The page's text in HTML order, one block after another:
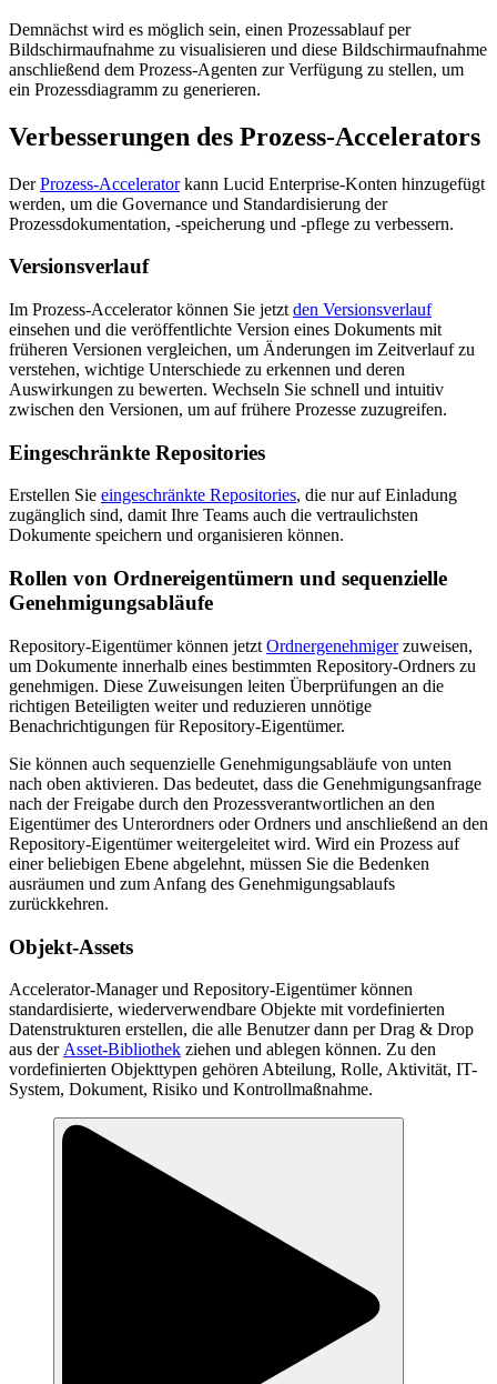
Demnächst wird es möglich sein, einen Prozessablauf per
Bildschirmaufnahme zu visualisieren und diese Bildschirmaufnahme
anschließend dem Prozess-Agenten zur Verfügung zu stellen, um
ein Prozessdiagramm zu generieren.
Verbesserungen des Prozess-Accelerators
DerProzess-Acceleratorkann Lucid Enterprise-Konten hinzugefügt
werden, um die Governance und Standardisierung der
Prozessdokumentation, -speicherung und -pflege zu verbessern.
Versionsverlauf
Im Prozess-Accelerator können Sie jetzt den Versionsverlauf
einsehen und die veröffentlichte Version eines Dokuments mit
früheren Versionen vergleichen, um Änderungen im Zeitverlauf zu
verstehen, wichtige Unterschiede zu erkennen und deren
Auswirkungen zu bewerten. Wechseln Sie schnell und intuitiv
zwischen den Versionen, um auf frühere Prozesse zuzugreifen.
Eingeschränkte Repositories
Erstellen Sie eingeschränkte Repositories, die nur auf Einladung
zugänglich sind, damit Ihre Teams auch die vertraulichsten
Dokumente speichern und organisieren können.
Rollen von Ordnereigentümern und sequenzielle
Genehmigungsabläufe
Repository-Eigentümer können jetzt Ordnergenehmigerzuweisen,
um Dokumente innerhalb eines bestimmten Repository-Ordners zu
genehmigen. Diese Zuweisungen leiten Überprüfungen an die
richtigen Beteiligten weiter und reduzieren unnötige
Benachrichtigungen für Repository-Eigentümer.
Sie können auch sequenzielle Genehmigungsabläufe von unten
nach oben aktivieren. Das bedeutet, dass die Genehmigungsanfrage
nach der Freigabe durch den Prozessverantwortlichen an den
Eigentümer des Unterordners oder Ordners und anschließend an den
Repository-Eigentümer weitergeleitet wird. Wird ein Prozess auf
einer beliebigen Ebene abgelehnt, müssen Sie die Bedenken
ausräumen und zum Anfang des Genehmigungsablaufs
zurückkehren.
Objekt-Assets
Accelerator-Manager und Repository-Eigentümer können
standardisierte, wiederverwendbare Objekte mit vordefinierten
Datenstrukturen erstellen, die alle Benutzer dann per Drag & Drop
aus der Asset-Bibliothek ziehen und ablegen können. Zu den
vordefinierten Objekttypen gehören Abteilung, Rolle, Aktivität, IT-
System, Dokument, Risiko und Kontrollmaßnahme.